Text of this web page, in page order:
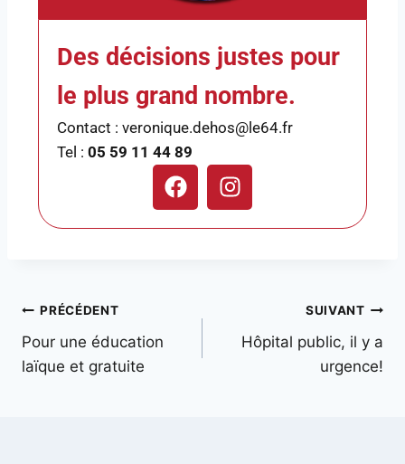
Des décisions justes pour
le plus grand nombre.
Contact : veronique.dehos@le64.fr
Tel : 05 59 11 44 89
PRÉCÉDENT
Pour une éducation
laïque et gratuite
SUIVANT
Hôpital public, il y a
urgence!